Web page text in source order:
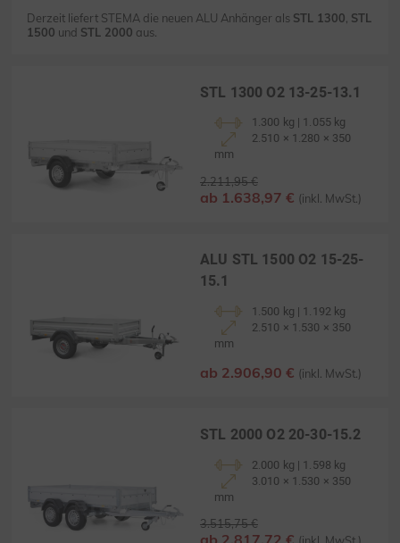
Derzeit liefert STEMA die neuen ALU Anhänger als STL 1300 STL
1500 und STL 2000 aus.
STL 1300 O2 13-25-13.1
1.300 kg | 1.055 kg
2.510 × 1.280 × 350
mm
2.211,95 €
ab 1.638,97 € (inkl. MwSt.)
ALU STL 1500 O2 15-25-
15.1
1.500 kg | 1.192 kg
2.510 × 1.530 × 350
mm
ab 2.906,90 € (inkl. MwSt.)
STL 2000 O2 20-30-15.2
2.000 kg | 1.598 kg
3.010 × 1.530 × 350
mm
3.515,75 €